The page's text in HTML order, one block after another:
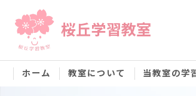
桜丘学習教室
ホーム 教室について 当教室の学